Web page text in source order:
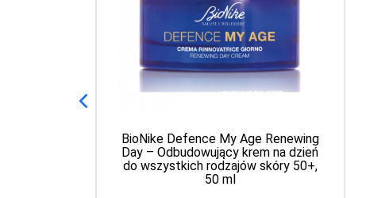
BioNike Defence My Age Renewing
Day – Odbudowujący krem na dzień
do wszystkich rodzajów skóry 50+,
50 ml